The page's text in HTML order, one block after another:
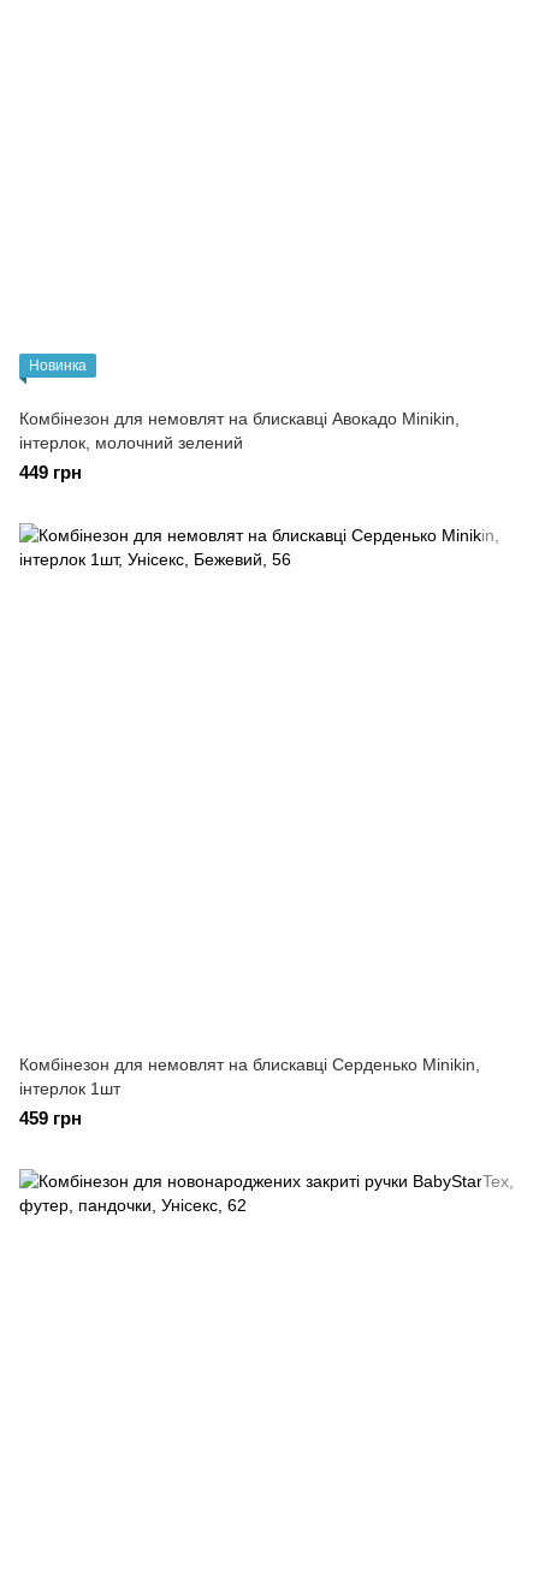
Новинка
Комбінезон для немовлят на блискавці Авокадо Minikin,
інтерлок, молочний зелений
449 грн
Комбінезон для немовлят на блискавці Серденько Minikin,
інтерлок 1шт
459 грн